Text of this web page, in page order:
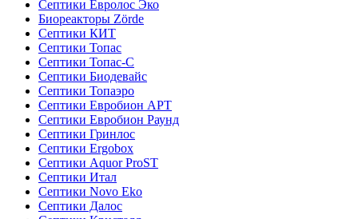
Септики Евролос Эко
Биореакторы Zörde
Септики КИТ
Септики Топас
Септики Топас-С
Септики Биодевайс
Септики Топаэро
Септики Евробион АРТ
Септики Евробион Раунд
Септики Гринлос
Септики Ergobox
Септики Aquor ProST
Септики Итал
Септики Novo Eko
Септики Далос